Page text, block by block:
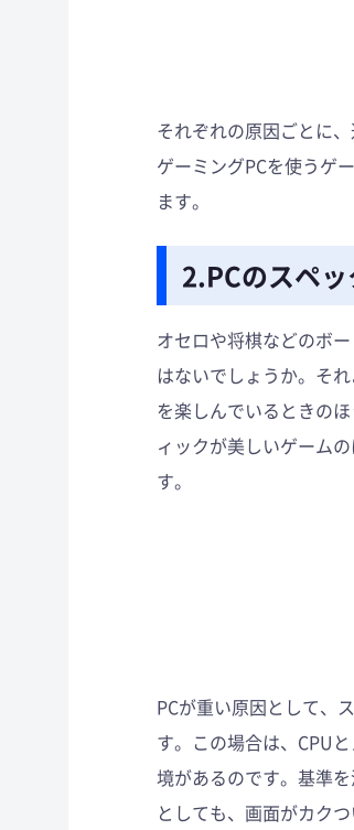
それぞれの原因ごとに
ゲーミングPCを使うゲ
ます。
2.PCのスペッ
オセロや将棋などのボ
はないでしょうか。そ
を楽しんでいるときの
ィックが美しいゲーム
す。
PCが重い原因として、
す。この場合は、CPU
境があるのです。基準
としても、画面がカク